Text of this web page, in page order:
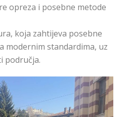
opreza i posebne metode
koja zahtijeva posebne
modernim standardima, uz
područja.